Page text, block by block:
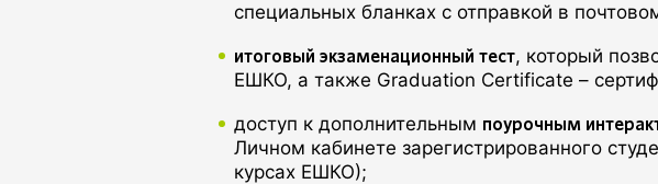
специальных бланках с отправкой в
итоговый экзаменационный тест, который
ЕШКО, а также Graduation Certificate –
доступ к дополнительным поурочным
Личном кабинете зарегистрированного
курсах ЕШКО);